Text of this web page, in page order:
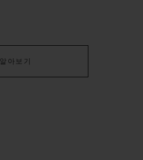
아보기